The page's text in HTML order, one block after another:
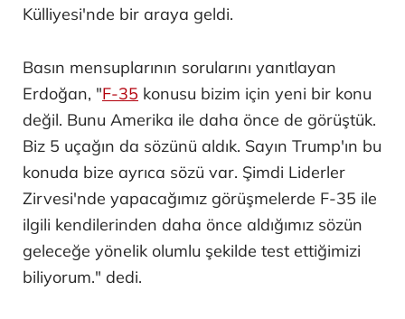
Külliyesi'nde bir araya geldi.
Basın mensuplarının sorularını yanıtlayan
Erdoğan, "F-35 konusu bizim için yeni bir konu
değil. Bunu Amerika ile daha önce de görüştük.
Biz 5 uçağın da sözünü aldık. Sayın Trump'ın bu
konuda bize ayrıca sözü var. Şimdi Liderler
Zirvesi'nde yapacağımız görüşmelerde F-35 ile
ilgili kendilerinden daha önce aldığımız sözün
geleceğe yönelik olumlu şekilde test ettiğimizi
biliyorum." dedi.